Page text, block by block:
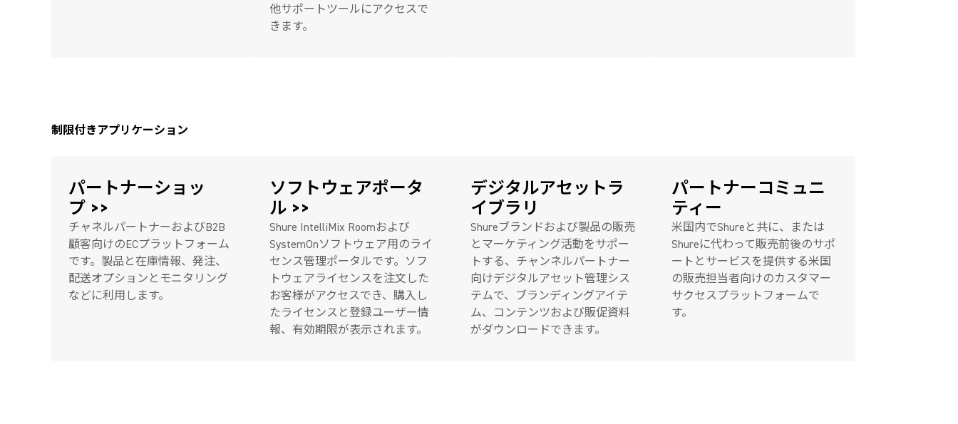
他サポートツールにアクセスで
きます。
制限付きアプリケーション
パートナーショッ
プ >>
チャネルパートナーおよびB2B
顧客向けのECプラットフォーム
です。製品と在庫情報、発注、
配送オプションとモニタリング
などに利用します。
ソフトウェアポータ
ル >>
Shure IntelliMix Roomおよび
SystemOnソフトウェア用のライ
センス管理ポータルです。ソフ
トウェアライセンスを注文した
お客様がアクセスでき、購入し
たライセンスと登録ユーザー情
報、有効期限が表示されます。
デジタルアセットラ
イブラリ
Shureブランドおよび製品の販売
とマーケティング活動をサポー
トする、チャンネルパートナー
向けデジタルアセット管理シス
テムで、ブランディングアイテ
ム、コンテンツおよび販促資料
がダウンロードできます。
パートナーコミュニ
ティー
米国内でShureと共に、または
Shureに代わって販売前後のサポ
ートとサービスを提供する米国
の販売担当者向けのカスタマー
サクセスプラットフォームで
す。